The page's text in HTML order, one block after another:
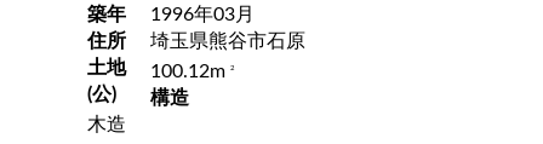
築年
1996年03月
住所
埼玉県熊谷市石原
土地
(公)
100.12m 2
構造
木造